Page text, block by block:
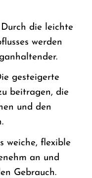
die leichte
werden
gesteigerte
beitragen, die
und den
weiche, flexible
an und
Gebrauch.